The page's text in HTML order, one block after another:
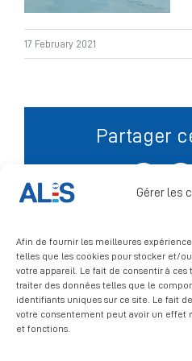
Gérer les
Afin de fournir les meilleures
telles que les cookies pour stocker et/
votre appareil. Le fait de consentir à
traiter des données telles que le
identifiants uniques sur ce site. Le fait
votre consentement peut avoir un effet
et fonctions.
Signalement
17 February 2021
Partager